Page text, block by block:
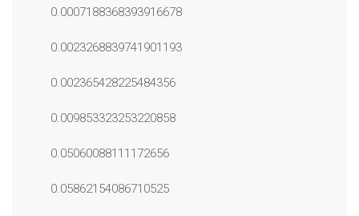
0.0007188368393916678
0.0023268839741901193
0.002365428225484356
0.009853323253220858
0.05060088111172656
0.05862154086710525